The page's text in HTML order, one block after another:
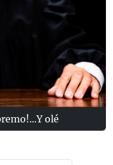
olé